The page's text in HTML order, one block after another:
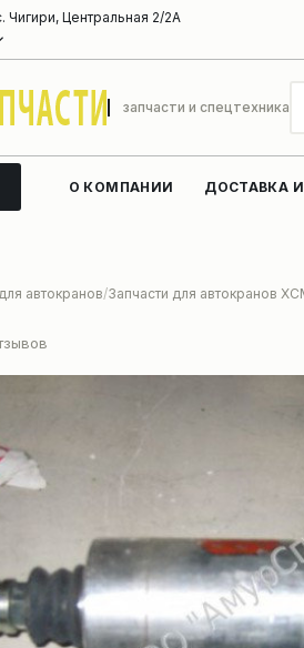
Чигири, Центральная 2/2А
запчасти и спецтехника
О КОМПАНИИ ДОСТАВКА
автокранов Запчасти для автокранов